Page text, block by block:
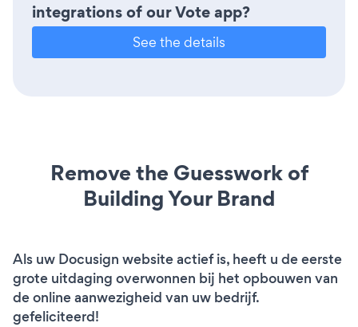
integrations of our Vote app?
See the details
Remove the Guesswork of
Building Your Brand
Als uw Docusign website actief is, heeft u de eerste
grote uitdaging overwonnen bij het opbouwen van
de online aanwezigheid van uw bedrijf.
gefeliciteerd!